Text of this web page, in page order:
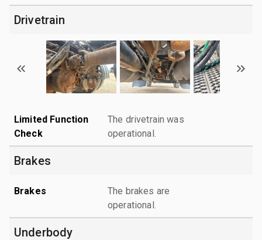
Drivetrain
Limited Function
Check
The drivetrain was
operational.
Brakes
Brakes
The brakes are
operational.
Underbody